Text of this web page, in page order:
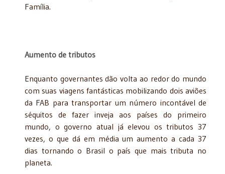
Família.
Aumento de tributos
Enquanto governantes dão volta ao redor do mundo
com suas viagens fantásticas mobilizando dois aviões
da FAB para transportar um número incontável de
séquitos de fazer inveja aos países do primeiro
mundo, o governo atual já elevou os tributos 37
vezes, o que dá em média um aumento a cada 37
dias tornando o Brasil o país que mais tributa no
planeta.